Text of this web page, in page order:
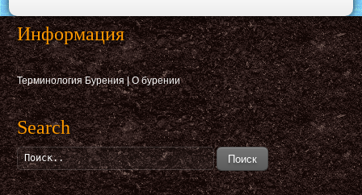
Информация
Терминология Бурения|О бурении
Search
Поиск